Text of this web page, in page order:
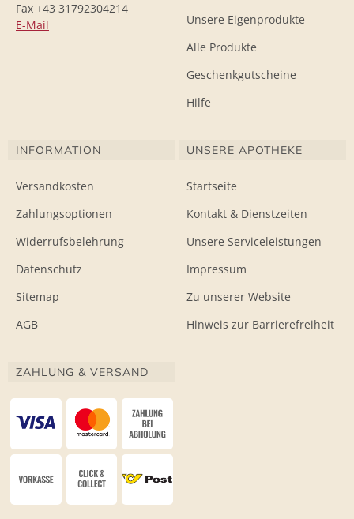
Fax +43 31792304214
E-Mail
Unsere Eigenprodukte
Alle Produkte
Geschenkgutscheine
Hilfe
INFORMATION
Versandkosten
Zahlungsoptionen
Widerrufsbelehrung
Datenschutz
Sitemap
AGB
UNSERE APOTHEKE
Startseite
Kontakt & Dienstzeiten
Unsere Serviceleistungen
Impressum
Zu unserer Website
Hinweis zur Barrierefreiheit
ZAHLUNG & VERSAND